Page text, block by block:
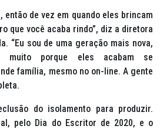
então de vez em quando eles brincam
que você acaba rindo”, diz a diretora
“Eu sou de uma geração mais nova,
porque eles acabam se
família, mesmo no on-line. A gente
do isolamento para produzir.
pelo Dia do Escritor de 2020, e o